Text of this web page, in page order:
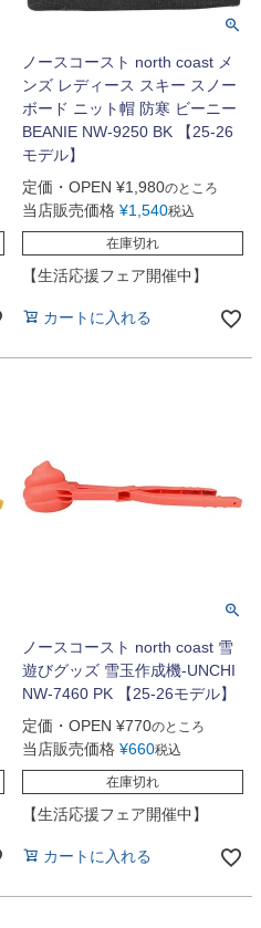
ノースコースト north coast メ
ンズ レディース スキー スノー
ボード ニット帽 防寒 ビーニー
BEANIE NW-9250 BK 【25-26
モデル】
定価・OPEN ¥1,980のところ
当店販売価格 ¥1,540税込
在庫切れ
【生活応援フェア開催中】
カートに入れる
ノースコースト north coast 雪
遊びグッズ 雪玉作成機-UNCHI
NW-7460 PK 【25-26モデル】
定価・OPEN ¥770のところ
当店販売価格 ¥660税込
在庫切れ
【生活応援フェア開催中】
カートに入れる